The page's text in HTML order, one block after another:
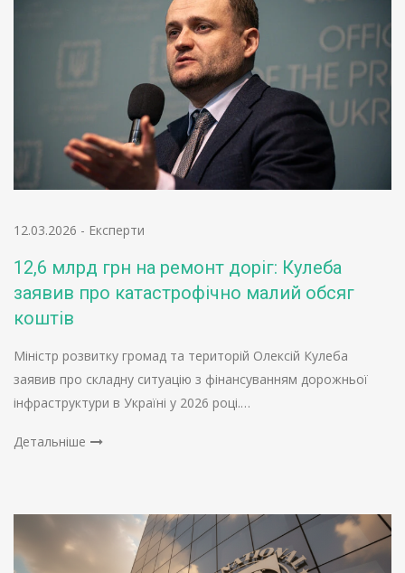
12.03.2026 - Експерти
12,6 млрд грн на ремонт доріг: Кулеба
заявив про катастрофічно малий обсяг
коштів
Міністр розвитку громад та територій Олексій Кулеба
заявив про складну ситуацію з фінансуванням дорожньої
інфраструктури в Україні у 2026 році.…
Детальніше